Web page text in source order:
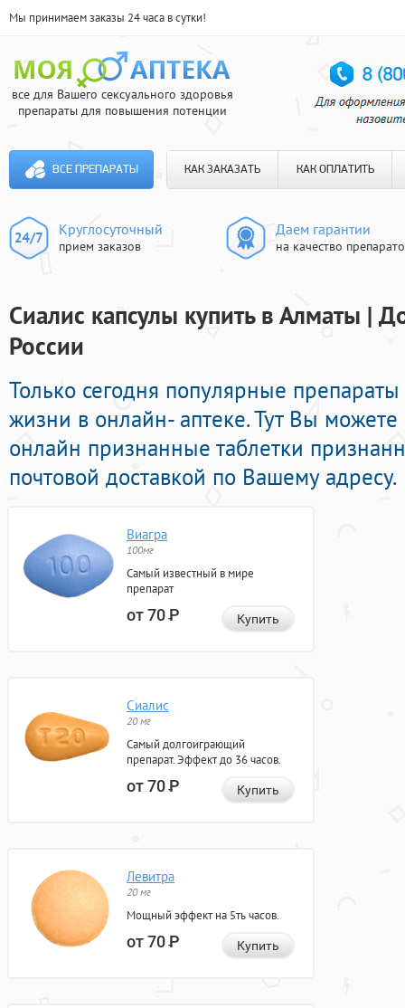
Мы принимаем заказы 24 часа в сутки!
все для Вашего сексуального здоровья
препараты для повышения потенции
ВСЕ ПРЕПАРАТЫ КАК ЗАКАЗАТЬ КАК ОПЛАТИТЬ
Круглосуточный
прием заказов
Даем гарантии
на качество
Сиалис капсулы купить в Алматы |
России
Только сегодня популярные
жизни в онлайн- аптеке. Тут Вы
онлайн признанные таблетки
почтовой доставкой по Вашему адресу.
Виагра
100мг
Самый известный в мире
препарат
от 70Р Купить
Сиалис
20 мг
Самый долгоиграющий
препарат. Эффект до 36 часов.
от 70Р Купить
Левитра
20 мг
Мощный эффект на 5ть часов.
от 70Р Купить